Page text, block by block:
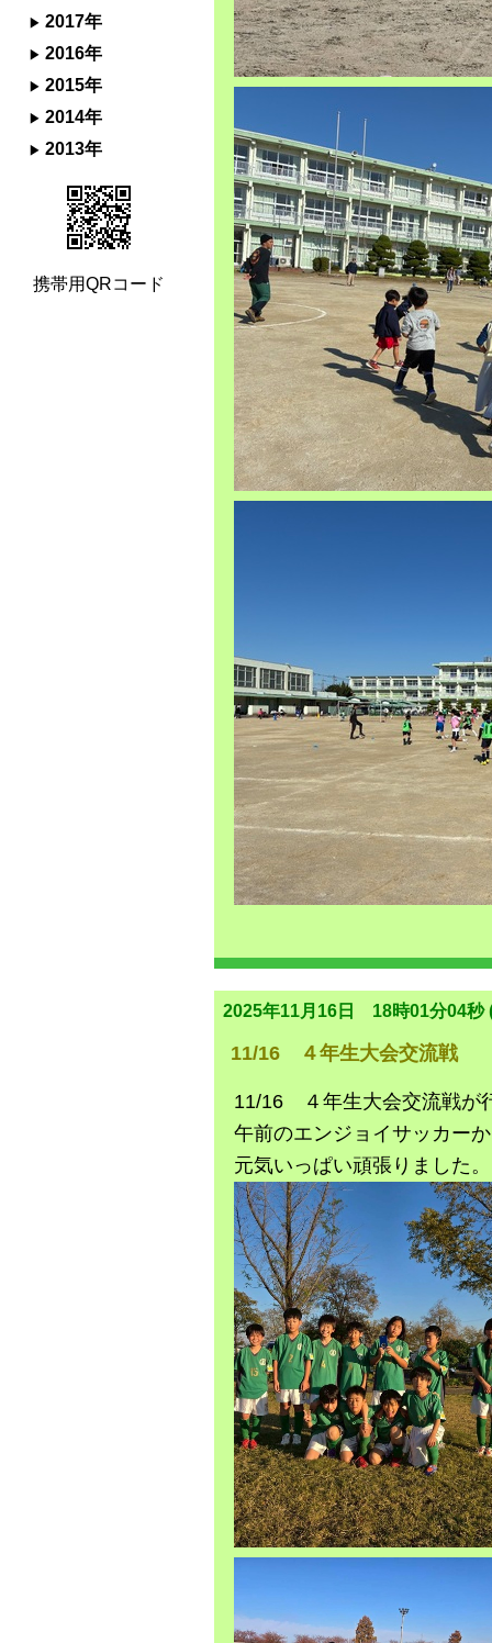
2025年11月16日 18時01分04秒
11/16 ４年生大会交流戦
11/16 ４年生大会交流戦が
午前のエンジョイサッカー
元気いっぱい頑張りました。
2017年
2016年
2015年
2014年
2013年
携帯用QRコード